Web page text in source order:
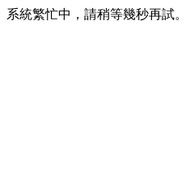
系統繁忙中，請稍等幾秒再試。